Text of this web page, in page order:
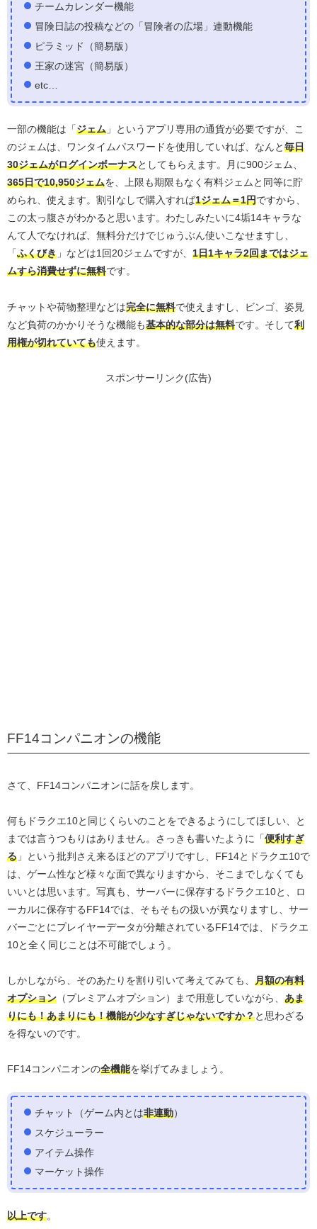
チームカレンダー機能
冒険日誌の投稿などの「冒険者の広場」連動機能
ピラミッド（簡易版）
王家の迷宮（簡易版）
etc…
一部の機能は「ジェム 」というアプリ専用の通貨が必要ですが、こ
のジェムは、ワンタイムパスワードを使用していれば、なんと毎日
30ジェムがログインボーナスとしてもらえます。月に900ジェム、
365日で10,950ジェムを、上限も期限もなく有料ジェムと同等に貯
められ、使えます。割引なしで購入すれば1ジェム＝1円ですから、
この太っ腹さがわかると思います。わたしみたいに4垢14キャラな
んて人でなければ、無料分だけでじゅうぶん使いこなせますし、
「ふくびき 」などは1回20ジェムですが、 1日1キャラ2回まではジェ
ムすら消費せずに無料です。
チャットや荷物整理などは完全に無料で使えますし、ビンゴ、姿見
など負荷のかかりそうな機能も基本的な部分は無料です。そして利
用権が切れていても使えます。
スポンサーリンク(広告)
FF14コンパニオンの機能
さて、FF14コンパニオンに話を戻します。
何もドラクエ10と同じくらいのことをできるようにしてほしい、と
までは言うつもりはありません。さっきも書いたように「便利すぎ
る 」という批判さえ来るほどのアプリですし、FF14とドラクエ10で
は、ゲーム性など様々な面で異なりますから、そこまでしなくても
いいとは思います。写真も、サーバーに保存するドラクエ10と、ロ
ーカルに保存するFF14では、そもそもの扱いが異なりますし、サー
バーごとにプレイヤーデータが分離されているFF14では、ドラクエ
10と全く同じことは不可能でしょう。
しかしながら、そのあたりを割り引いて考えてみても、 月額の有料
オプション （プレミアムオプション）まで用意していながら、 あま
りにも！あまりにも！機能が少なすぎじゃないですか？と思わざる
を得ないのです。
FF14コンパニオンの全機能を挙げてみましょう。
チャット（ゲーム内とは非連動）
スケジューラー
アイテム操作
マーケット操作
以上です。